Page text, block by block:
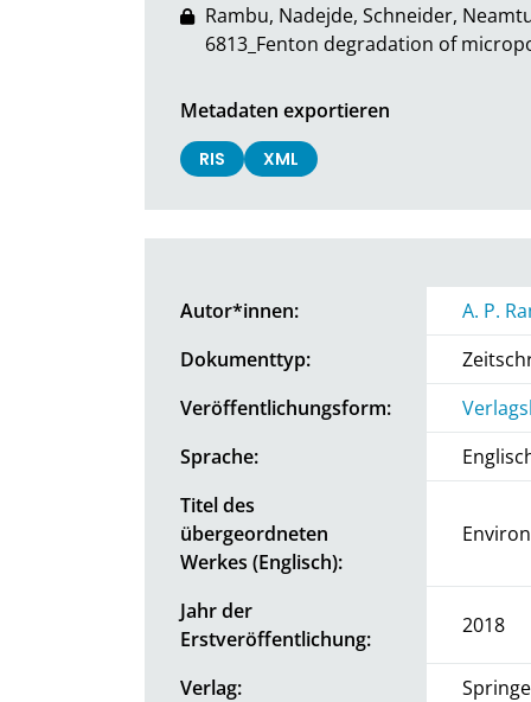
Rambu, Nadejde, Schneider,
6813_Fenton degradation of
Metadaten exportieren
RIS XML
Autor*innen:
A. P.
Dokumenttyp:
Veröffentlichungsform:
Sprache:
Titel des
übergeordneten
Werkes (Englisch):
Jahr der
Erstveröffentlichung:
2018
Verlag: